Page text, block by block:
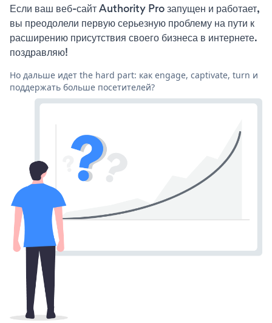
Если ваш веб-сайт Authority Pro запущен и работает,
вы преодолели первую серьезную проблему на пути к
расширению присутствия своего бизнеса в интернете.
поздравляю!
Но дальше идет the hard part: как engage, captivate, turn и
поддержать больше посетителей?